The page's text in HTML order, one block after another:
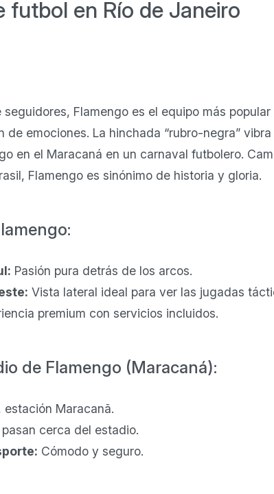
en Río de Janeiro
Flamengo es el equipo más
de emociones. La hinchada “rubro-negra”
en el Maracaná en un carnaval futbolero.
Flamengo es sinónimo de historia y gloria.
Pasión pura detrás de los arcos.
Vista lateral ideal para ver las jugadas
premium con servicios incluidos.
de Flamengo (Maracaná):
estación Maracanã.
cerca del estadio.
Cómodo y seguro.